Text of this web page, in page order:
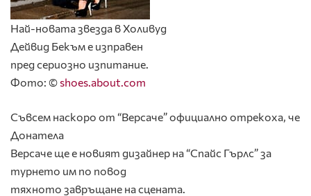
Най-новата звезда в Холивуд
Дейвид Бекъм е изправен
пред сериозно изпитание.
Фото: © shoes.about.com
Съвсем наскоро от “Версаче” официално отрекоха, че
Донатела
Версаче ще е новият дизайнер на “Спайс Гърлс” за
турнето им по повод
тяхното завръщане на сцената.